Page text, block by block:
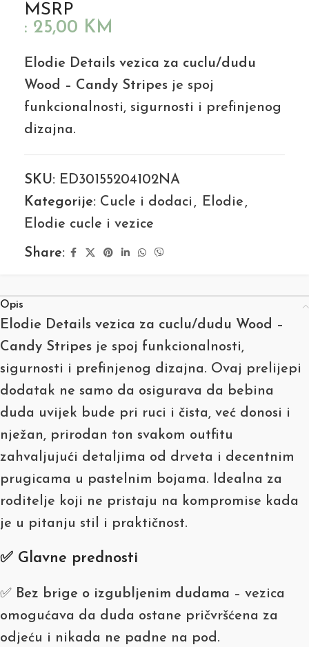
MSRP
: 25,00 KM
Elodie Details vezica za cuclu/dudu
Wood – Candy Stripes je spoj
funkcionalnosti, sigurnosti i prefinjenog
dizajna.
SKU: ED30155204102NA
Kategorije: Cucle i dodaci , Elodie ,
Elodie cucle i vezice
Share:
Opis
Elodie Details vezica za cuclu/dudu Wood –
Candy Stripes je spoj funkcionalnosti,
sigurnosti i prefinjenog dizajna. Ovaj prelijepi
dodatak ne samo da osigurava da bebina
duda uvijek bude pri ruci i čista, već donosi i
nježan, prirodan ton svakom outfitu
zahvaljujući detaljima od drveta i decentnim
prugicama u pastelnim bojama. Idealna za
roditelje koji ne pristaju na kompromise kada
je u pitanju stil i praktičnost.
✅ Glavne prednosti
✅ Bez brige o izgubljenim dudama – vezica
omogućava da duda ostane pričvršćena za
odjeću i nikada ne padne na pod.